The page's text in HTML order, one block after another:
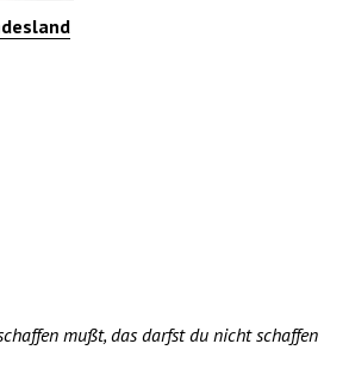
mußt, das darfst du nicht schaffen